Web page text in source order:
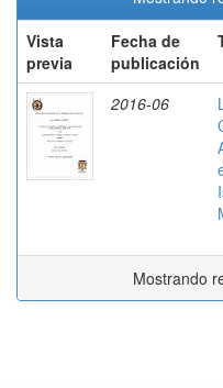
Vista
previa
Fecha de
publicación
2016-06
Mostrando